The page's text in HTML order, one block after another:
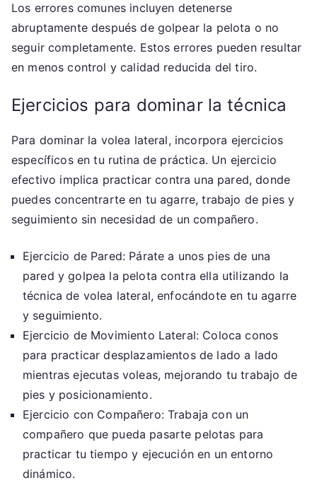
Los errores comunes incluyen detenerse
abruptamente después de golpear la pelota o no
seguir completamente. Estos errores pueden resultar
en menos control y calidad reducida del tiro.
Ejercicios para dominar la técnica
Para dominar la volea lateral, incorpora ejercicios
específicos en tu rutina de práctica. Un ejercicio
efectivo implica practicar contra una pared, donde
puedes concentrarte en tu agarre, trabajo de pies y
seguimiento sin necesidad de un compañero.
Ejercicio de Pared: Párate a unos pies de una
pared y golpea la pelota contra ella utilizando la
técnica de volea lateral, enfocándote en tu agarre
y seguimiento.
Ejercicio de Movimiento Lateral: Coloca conos
para practicar desplazamientos de lado a lado
mientras ejecutas voleas, mejorando tu trabajo de
pies y posicionamiento.
Ejercicio con Compañero: Trabaja con un
compañero que pueda pasarte pelotas para
practicar tu tiempo y ejecución en un entorno
dinámico.